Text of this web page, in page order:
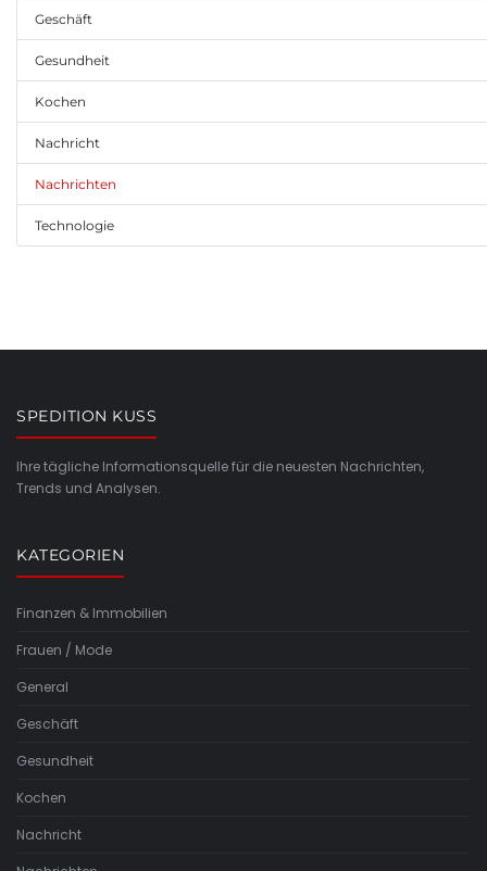
Geschäft
Gesundheit
Kochen
Nachricht
Nachrichten
Technologie
SPEDITION KUSS
Ihre tägliche Informationsquelle für die neuesten Nachrichten,
Trends und Analysen.
KATEGORIEN
Finanzen & Immobilien
Frauen / Mode
General
Geschäft
Gesundheit
Kochen
Nachricht